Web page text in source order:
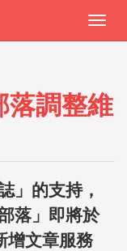
落調整維
」的支持，
落」即將於
增文章服務